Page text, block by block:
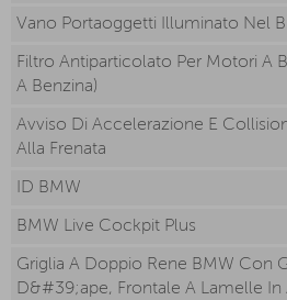
Vano Portaoggetti Illuminato Nel
Filtro Antiparticolato Per Motori A
A Benzina)
Avviso Di Accelerazione E
Alla Frenata
ID BMW
BMW Live Cockpit Plus
Griglia A Doppio Rene BMW Con
D&#39;ape, Frontale A Lamelle